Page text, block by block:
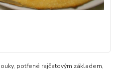
potřené rajčatovým základem,